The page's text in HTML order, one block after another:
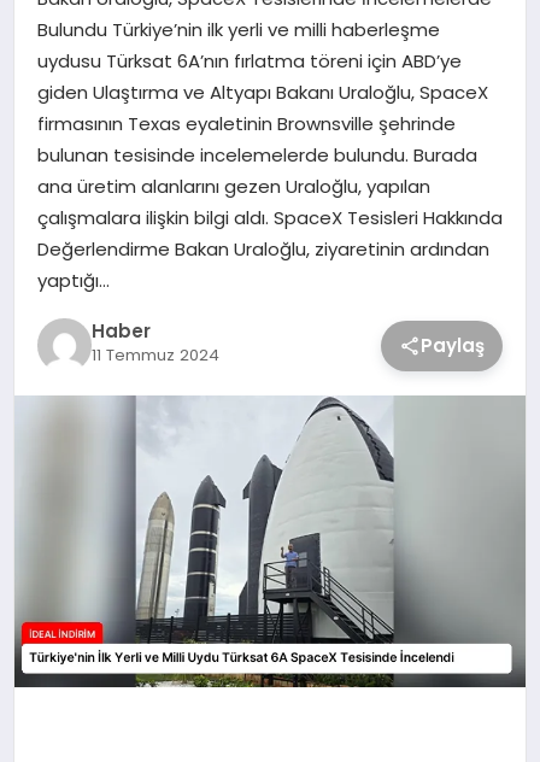
YAŞAM
Bulundu Türkiye’nin ilk yerli ve milli haberleşme
uydusu Türksat 6A’nın fırlatma töreni için ABD’ye
giden Ulaştırma ve Altyapı Bakanı Uraloğlu, SpaceX
firmasının Texas eyaletinin Brownsville şehrinde
bulunan tesisinde incelemelerde bulundu. Burada
ana üretim alanlarını gezen Uraloğlu, yapılan
çalışmalara ilişkin bilgi aldı. SpaceX Tesisleri Hakkında
Değerlendirme Bakan Uraloğlu, ziyaretinin ardından
yaptığı…
Haber
11 Temmuz 2024 Paylaş